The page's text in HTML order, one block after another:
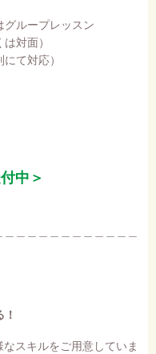
プレッスン
面）
て対応）
中＞
スキルをご用意していま